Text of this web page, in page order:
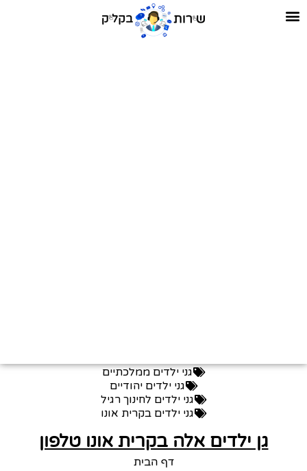
גני ילדים ממלכתיים
גני ילדים יהודיים
גני ילדים לחינוך רגיל
גני ילדים בקרית אונו
גן ילדים אלה בקרית אונו טלפון
דף הבית